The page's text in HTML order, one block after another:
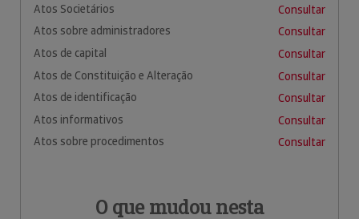
Atos Societários
Consultar
Atos sobre administradores
Consultar
Atos de capital
Consultar
Atos de Constituição e Alteração
Consultar
Atos de identificação
Consultar
Atos informativos
Consultar
Atos sobre procedimentos
Consultar
O que mudou nesta